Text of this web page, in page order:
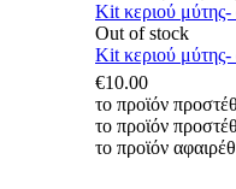
Kit κεριού
Out of stock
Kit κεριού
€10.00
το προϊόν
το προϊόν
το προϊόν